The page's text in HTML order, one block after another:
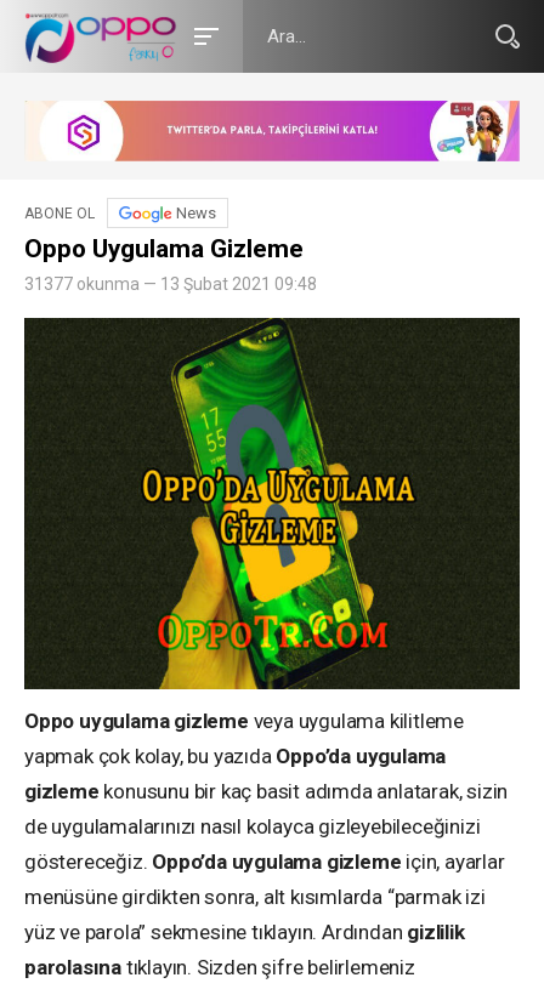
ABONE OL News
Oppo Uygulama Gizleme
31377 okunma — 13 Şubat 2021 09:48
Oppo uygulama gizleme veya uygulama kilitleme
yapmak çok kolay, bu yazıda Oppo’da uygulama
gizleme konusunu bir kaç basit adımda anlatarak, sizin
de uygulamalarınızı nasıl kolayca gizleyebileceğinizi
göstereceğiz. Oppo’da uygulama gizleme için, ayarlar
menüsüne girdikten sonra, alt kısımlarda “parmak izi
yüz ve parola” sekmesine tıklayın. Ardından gizlilik
parolasına tıklayın. Sizden şifre belirlemeniz